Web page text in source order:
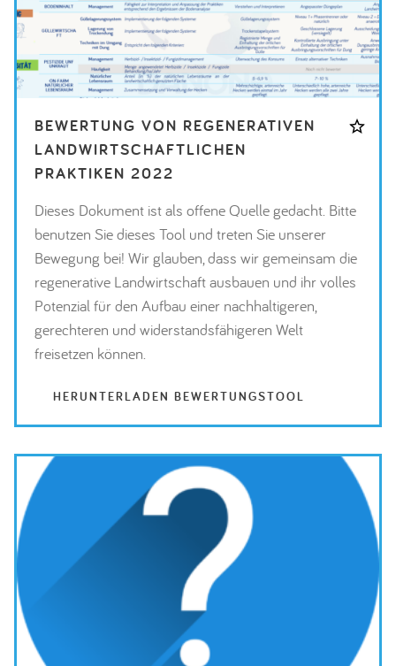
BEWERTUNG VON REGENERATIVEN
LANDWIRTSCHAFTLICHEN
PRAKTIKEN 2022
Dieses Dokument ist als offene Quelle gedacht. Bitte
benutzen Sie dieses Tool und treten Sie unserer
Bewegung bei! Wir glauben, dass wir gemeinsam die
regenerative Landwirtschaft ausbauen und ihr volles
Potenzial für den Aufbau einer nachhaltigeren,
gerechteren und widerstandsfähigeren Welt
freisetzen können.
HERUNTERLADEN BEWERTUNGSTOOL